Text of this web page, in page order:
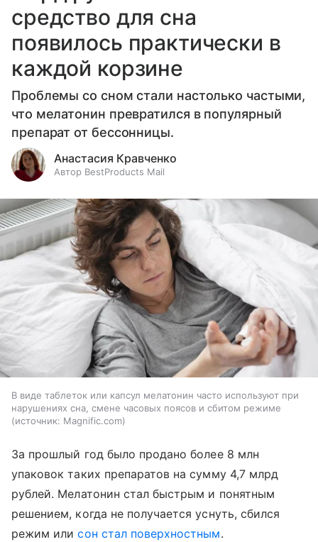
средство для сна
появилось практически в
каждой корзине
Проблемы со сном стали настолько частыми,
что мелатонин превратился в популярный
препарат от бессонницы.
Анастасия Кравченко
Автор BestProducts Mail
В виде таблеток или капсул мелатонин часто используют при
нарушениях сна, смене часовых поясов и сбитом режиме
источник: Magnific.com
За прошлый год было продано более 8 млн
упаковок таких препаратов на сумму 4,7 млрд
рублей. Мелатонин стал быстрым и понятным
решением, когда не получается уснуть, сбился
режим илисон стал поверхностным.